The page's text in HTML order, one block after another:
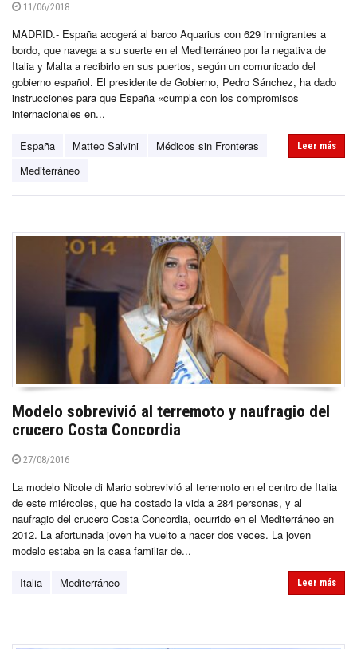
11/06/2018
MADRID.- España acogerá al barco Aquarius con 629 inmigrantes a
bordo, que navega a su suerte en el Mediterráneo por la negativa de
Italia y Malta a recibirlo en sus puertos, según un comunicado del
gobierno español. El presidente de Gobierno, Pedro Sánchez, ha dado
instrucciones para que España «cumpla con los compromisos
internacionales en...
España Matteo Salvini
Médicos sin Fronteras
Mediterráneo
Leer más
Modelo sobrevivió al terremoto y naufragio del
crucero Costa Concordia
27/08/2016
La modelo Nicole di Mario sobrevivió al terremoto en el centro de Italia
de este miércoles, que ha costado la vida a 284 personas, y al
naufragio del crucero Costa Concordia, ocurrido en el Mediterráneo en
2012. La afortunada joven ha vuelto a nacer dos veces. La joven
modelo estaba en la casa familiar de...
Italia Mediterráneo Leer más